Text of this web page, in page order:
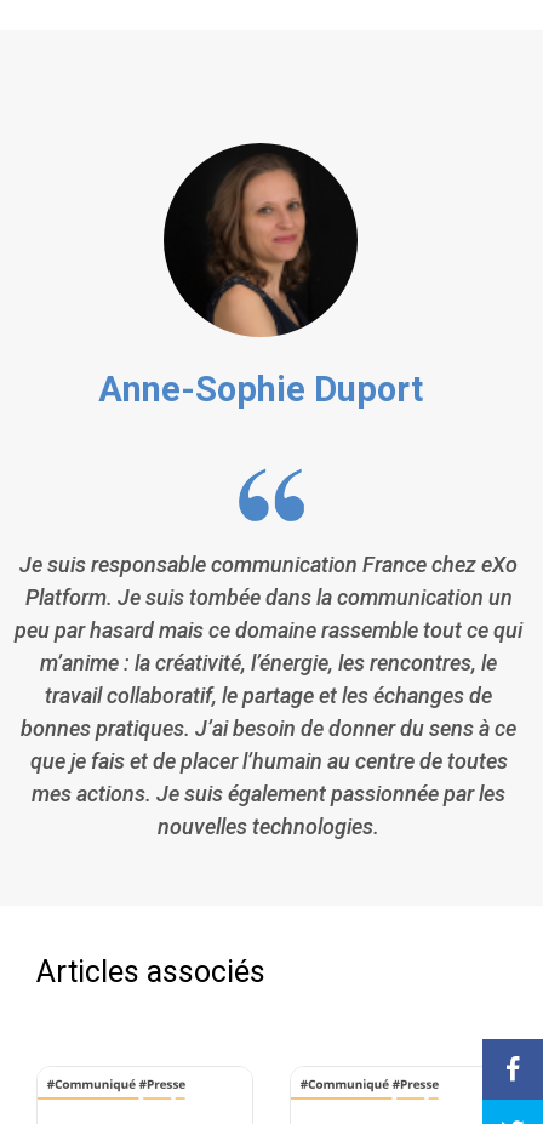
Anne-Sophie Duport
Je suis responsable communication France chez eXo
Platform. Je suis tombée dans la communication un
peu par hasard mais ce domaine rassemble tout ce qui
m’anime : la créativité, l’énergie, les rencontres, le
travail collaboratif, le partage et les échanges de
bonnes pratiques. J’ai besoin de donner du sens à ce
que je fais et de placer l’humain au centre de toutes
mes actions. Je suis également passionnée par les
nouvelles technologies.
Articles associés